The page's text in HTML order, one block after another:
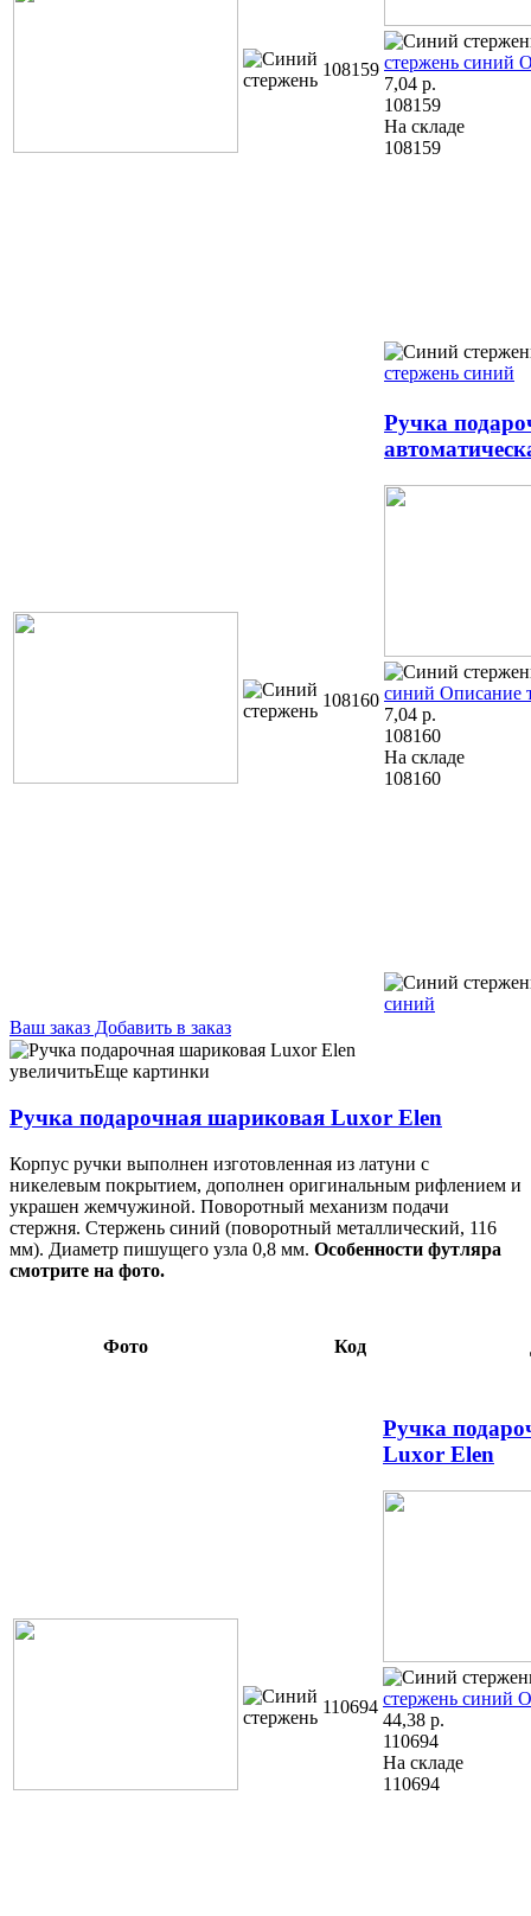
108159 стержень синий
7,04 р.
108159
На складе
108159
стержень синий
108160
Ручка
синий Описание
7,04 р.
108160
На складе
108160
синий
Ваш заказ Добавить в заказ
Ручка подарочная шариковая Luxor Elen корпус золотистый,
стержень синий 44,38 110694 корпус черный с золотистым,
увеличитьЕще картинки
Ручка подарочная шариковая Luxor Elen
Корпус ручки выполнен изготовленная из латуни с
никелевым покрытием, дополнен оригинальным рифлением и
украшен жемчужиной. Поворотный механизм подачи
стержня. Стержень синий (поворотный металлический, 116
мм). Диаметр пишущего узла 0,8 мм. Особенности футляра
смотрите на фото.
Фото Код
110694
Ручка
Luxor Elen
стержень синий
44,38 р.
110694
На складе
110694